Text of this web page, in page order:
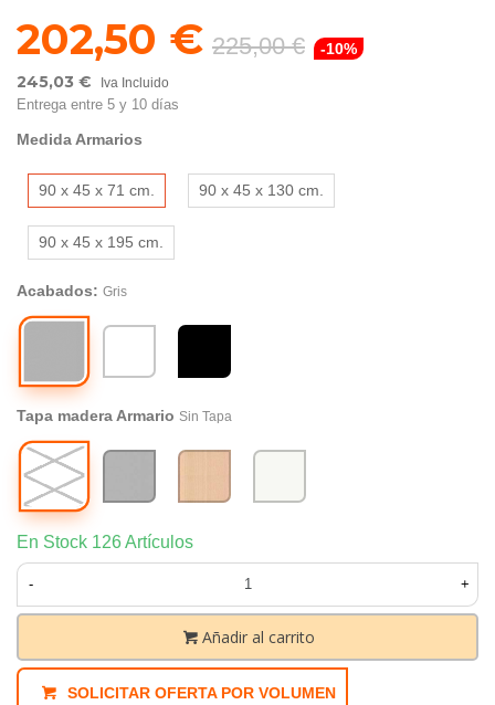
202,50 € 225,00 € -10%
245,03 € Iva Incluido
Entrega entre 5 y 10 días
Medida Armarios
90 x 45 x 71 cm. 90 x 45 x 130 cm.
90 x 45 x 195 cm.
Acabados: Gris
Gris Blanco
Tapa madera Armario Sin Tapa
Sin
Tapa
Gris Haya Blanco
En Stock 126 Artículos
- +
Añadir al carrito
SOLICITAR OFERTA POR VOLUMEN